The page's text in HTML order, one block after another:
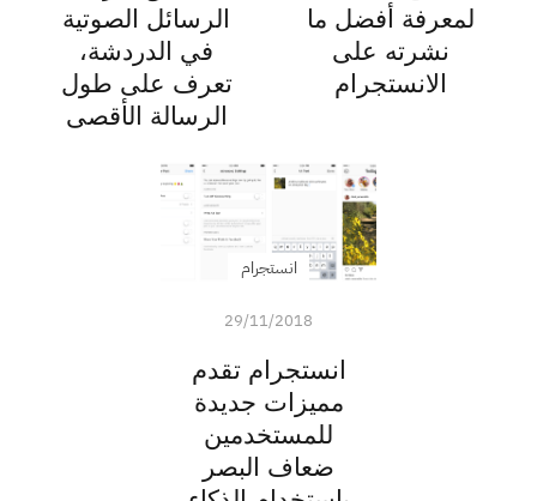
لمعرفة أفضل ما
نشرته على
الانستجرام
الرسائل الصوتية
في الدردشة،
تعرف على طول
الرسالة الأقصى
انستجرام
29/11/2018
انستجرام تقدم
مميزات جديدة
للمستخدمين
ضعاف البصر